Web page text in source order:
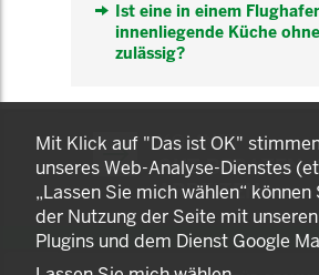
Ist eine in einem
innenliegende Küche
zulässig?
KOMNET
GUT BERATEN.
ARBEITEN.
Mit Klick auf "Das ist OK"
unseres Web-Analyse-Dienstes
„Lassen Sie mich wählen“
der Nutzung der Seite mit
Plugins und dem Dienst Google